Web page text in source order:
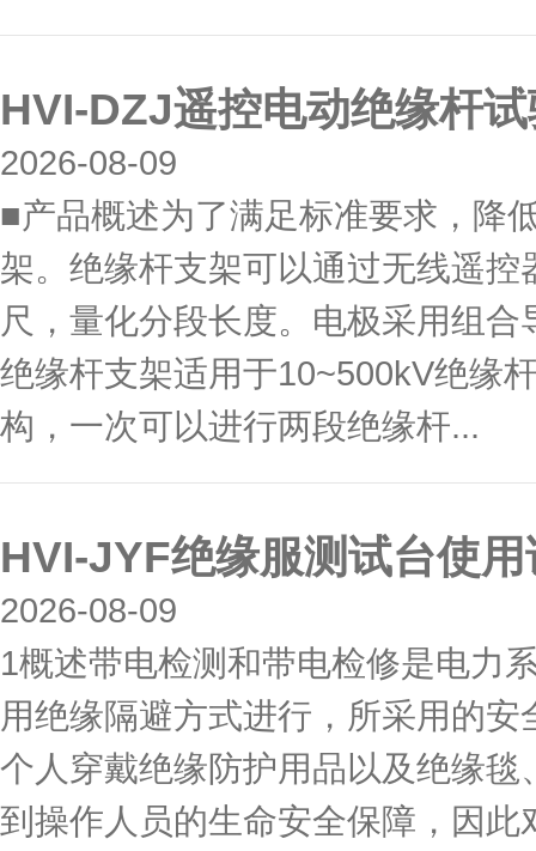
HVI-DZJ遥控电动绝缘杆
2026-08-09
■产品概述为了满足标准要求，降
架。绝缘杆支架可以通过无线遥
尺，量化分段长度。电极采用组
绝缘杆支架适用于10~500kV绝缘
构，一次可以进行两段绝缘杆...
HVI-JYF绝缘服测试台使
2026-08-09
1概述带电检测和带电检修是电力
用绝缘隔避方式进行，所采用的
个人穿戴绝缘防护用品以及绝缘
到操作人员的生命安全保障，因